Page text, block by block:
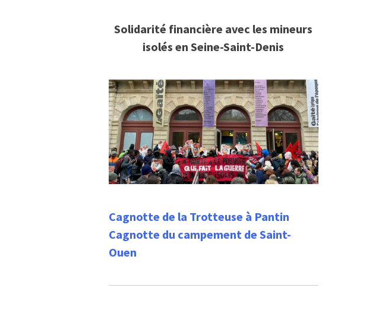
Solidarité financière avec les mineurs
isolés en Seine-Saint-Denis
Cagnotte de la Trotteuse à Pantin
Cagnotte du campement de Saint-
Ouen